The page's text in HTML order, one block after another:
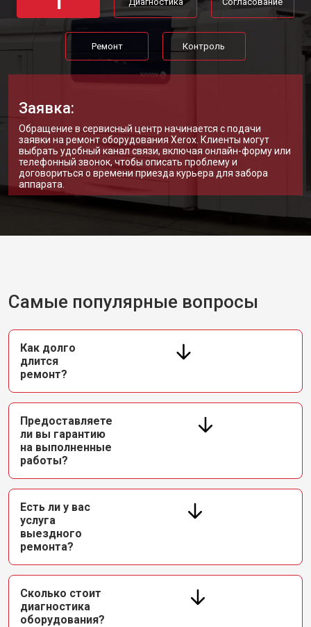
Ремонт Контроль
Заявка:
Обращение в сервисный центр начинается с подачи
заявки на ремонт оборудования Xerox. Клиенты могут
выбрать удобный канал связи, включая онлайн-форму или
телефонный звонок, чтобы описать проблему и
договориться о времени приезда курьера для забора
аппарата.
Самые популярные вопросы
Как долго
длится
ремонт?
Предоставляете
ли вы гарантию
на выполненные
работы?
Есть ли у вас
услуга
выездного
ремонта?
Сколько стоит
диагностика
оборудования?